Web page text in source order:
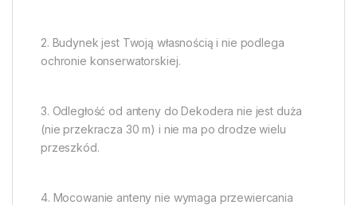
2. Budynek jest Twoją własnością i nie podlega
ochronie konserwatorskiej.
3. Odległość od anteny do Dekodera nie jest duża
(nie przekracza 30 m) i nie ma po drodze wielu
przeszkód.
4. Mocowanie anteny nie wymaga przewiercania